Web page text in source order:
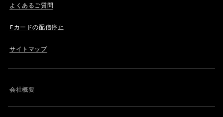
よくあるご質問
Eカードの配信停止
サイトマップ
会社概要